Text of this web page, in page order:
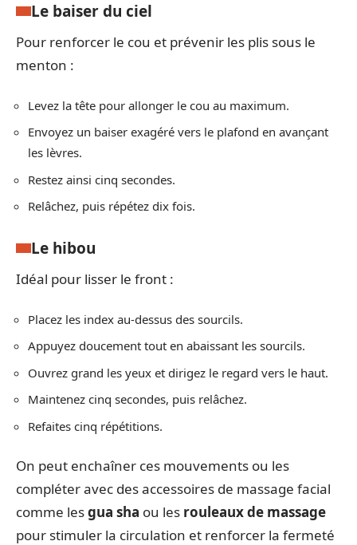
Le baiser du ciel
Pour renforcer le cou et prévenir les plis sous le
menton :
Levez la tête pour allonger le cou au maximum.
Envoyez un baiser exagéré vers le plafond en avançant
les lèvres.
Restez ainsi cinq secondes.
Relâchez, puis répétez dix fois.
Le hibou
Idéal pour lisser le front :
Placez les index au-dessus des sourcils.
Appuyez doucement tout en abaissant les sourcils.
Ouvrez grand les yeux et dirigez le regard vers le haut.
Maintenez cinq secondes, puis relâchez.
Refaites cinq répétitions.
On peut enchaîner ces mouvements ou les
compléter avec des accessoires de massage facial
comme lesgua sha ou les rouleaux de massage
pour stimuler la circulation et renforcer la fermeté